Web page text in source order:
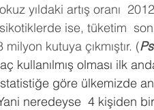
yıldaki artış oranı
ise, tüketim  son
kutuya çıkmıştır. (
kullanılmış olması ilk
göre ülkemizde
neredeyse  4 kişiden